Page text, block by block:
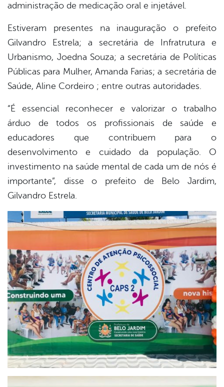
administração de medicação oral e injetável.
Estiveram presentes na inauguração o prefeito
Gilvandro Estrela; a secretária de Infratrutura e
Urbanismo, Joedna Souza; a secretária de Políticas
Públicas para Mulher, Amanda Farias; a secretária de
Saúde, Aline Cordeiro ; entre outras autoridades.
“É essencial reconhecer e valorizar o trabalho
árduo de todos os profissionais de saúde e
educadores que contribuem para o
desenvolvimento e cuidado da população. O
investimento na saúde mental de cada um de nós é
importante”, disse o prefeito de Belo Jardim,
Gilvandro Estrela.